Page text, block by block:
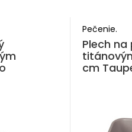
Pečenie.
Plech na
cm